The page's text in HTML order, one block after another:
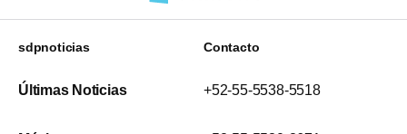
sdpnoticias
Últimas Noticias
Contacto
+52-55-5538-5518